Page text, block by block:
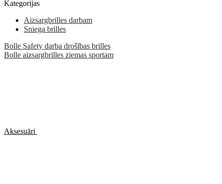
Kategorijas
Aizsargbrilles darbam
Sniega brilles
Bolle Safety darba drošības brilles
Bolle aizsargbrilles ziemas sportam
Aksesuāri